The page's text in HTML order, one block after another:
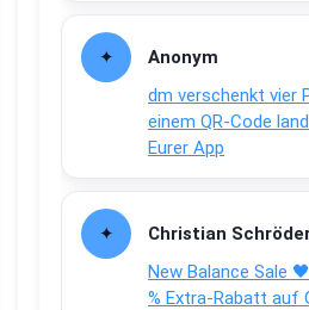
Anonym
dm verschenkt vier
einem QR-Code
Eurer App
Christian
New Balance Sale
% Extra-Rabatt auf